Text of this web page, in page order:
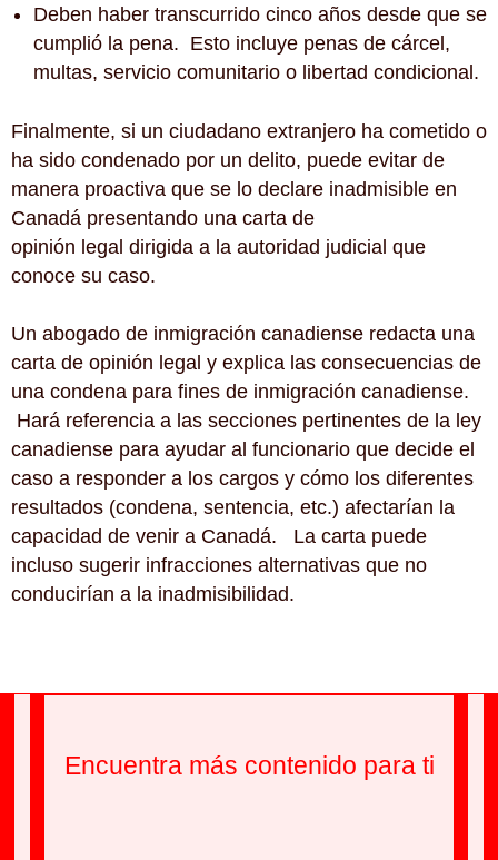
Deben haber transcurrido cinco años desde que se
cumplió la pena. Esto incluye penas de cárcel,
multas, servicio comunitario o libertad condicional.
Finalmente, si un ciudadano extranjero ha cometido o
ha sido condenado por un delito, puede evitar de
manera proactiva que se lo declare inadmisible en
Canadá presentando una carta de
opinión legal dirigida a la autoridad judicial que
conoce su caso.
Un abogado de inmigración canadiense redacta una
carta de opinión legal y explica las consecuencias de
una condena para fines de inmigración canadiense.
Hará referencia a las secciones pertinentes de la ley
canadiense para ayudar al funcionario que decide el
caso a responder a los cargos y cómo los diferentes
resultados (condena, sentencia, etc.) afectarían la
capacidad de venir a Canadá. La carta puede
incluso sugerir infracciones alternativas que no
conducirían a la inadmisibilidad.
Encuentra más contenido para ti